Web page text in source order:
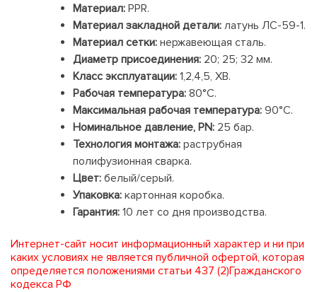
Материал: PPR.
Материал закладной детали: латунь ЛС-59-1.
Материал сетки: нержавеющая сталь.
Диаметр присоединения: 20; 25; 32 мм.
Класс эксплуатации: 1,2,4,5, ХВ.
Рабочая температура: 80°С.
Максимальная рабочая температура: 90°С.
Номинальное давление, PN: 25 бар.
Технология монтажа: раструбная
полифузионная сварка.
Цвет: белый/серый.
Упаковка: картонная коробка.
Гарантия: 10 лет со дня производства.
Интернет-сайт носит информационный характер и ни при
каких условиях не является публичной офертой, которая
определяется положениями статьи 437 (2)Гражданского
кодекса РФ